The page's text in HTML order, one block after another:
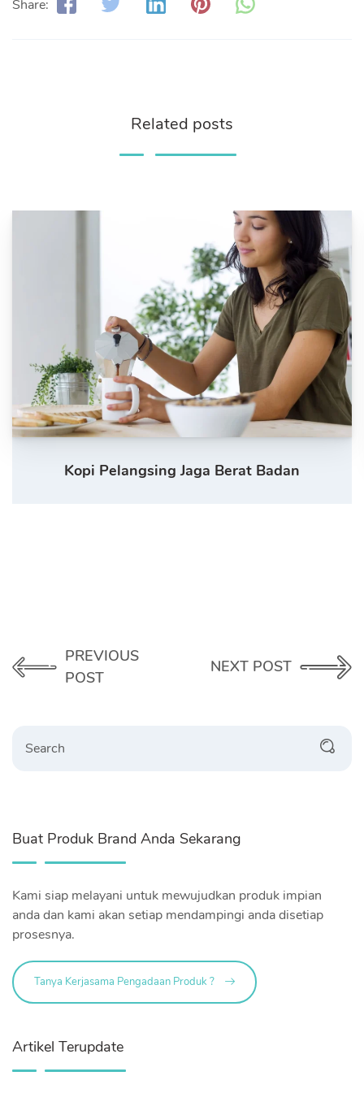
Share:
Related posts
Kopi Pelangsing Jaga Berat Badan
PREVIOUS
POST
NEXT POST
Buat Produk Brand Anda Sekarang
Kami siap melayani untuk mewujudkan produk impian
anda dan kami akan setiap mendampingi anda disetiap
prosesnya.
Tanya Kerjasama Pengadaan Produk ?
Artikel Terupdate